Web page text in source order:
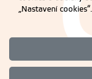
„Nastavení cookies“.